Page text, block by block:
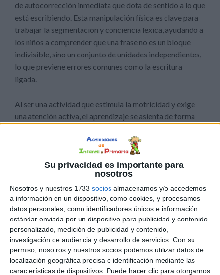
Su privacidad es importante para
nosotros
Nosotros y nuestros 1733 socios almacenamos y/o accedemos
a información en un dispositivo, como cookies, y procesamos
datos personales, como identificadores únicos e información
estándar enviada por un dispositivo para publicidad y contenido
personalizado, medición de publicidad y contenido,
investigación de audiencia y desarrollo de servicios. Con su
permiso, nosotros y nuestros socios podemos utilizar datos de
localización geográfica precisa e identificación mediante las
características de dispositivos. Puede hacer clic para otorgarnos
de autocorrección inmediata que dota de sentido a lo que
está escribiendo. Esta manipulación física es clave para
trabajar la segmentación y conciencia léxica, ayudando a
los niños a comprender que una frase no es un bloque
indivisible, sino un conjunto de unidades independientes,
lo que previene errores comunes como la escritura
ligada.
Al ser una actividad que estimula la motricidad y exige
una atención activa, el aprendizaje se asienta de forma
papel, ofreciendo incluso la posibilidad de convertir el
aula en un taller de «ingeniería lingüística» donde los
estudiantes clasifican y construyen sus propios mensajes
de forma autónoma y divertida.